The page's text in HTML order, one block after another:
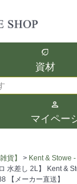
資材
マイペー
示
複数の条件を選択
選択した項目全て
果に表示されます
タイプ、カラー、
択してください。
貨】
Kent & Stowe
水差し 2L】 Kent &
【メーカー直送】